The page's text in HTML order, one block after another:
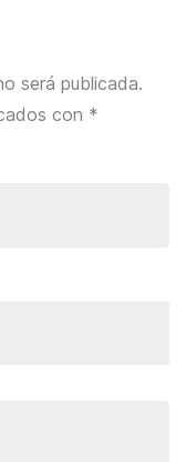
será publicada.
con *